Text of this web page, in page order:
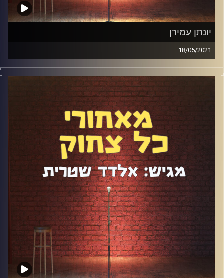
יונתן עמירן
18/05/2021
פרק שנקטע באמצע בגלל אזעקה עוד לא היה לנו
בפודקאסט. העדפתי לא לקטוע את השידור ולהמשיך מיד
לאחר מכן. בכל זאת, מדובר בפרק ה-99 והאורח המוכשר
והמצחיק יונתן עמירן ישב איתי באולפן. דיברנו קצת על
"המצב", על השנה האחרונה, על סטנדאפ "מסורתי" אל מול
"אלטרנטיבי", על חרדות, הפודקאסט של יונתן, ואלבום
הסטנדאפ שהוא הוציא.
קרדיט תמונות:אלדד שטרית